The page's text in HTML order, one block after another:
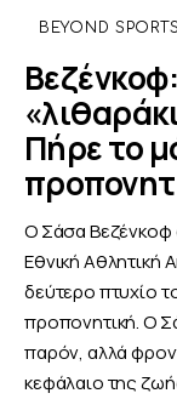
BEYOND SPORTS
Πήρε το
Ο Σάσα Βεζένκοφ
Εθνική Αθλητική
δεύτερο πτυχίο
προπονητική. Ο
παρόν, αλλά
κεφάλαιο της